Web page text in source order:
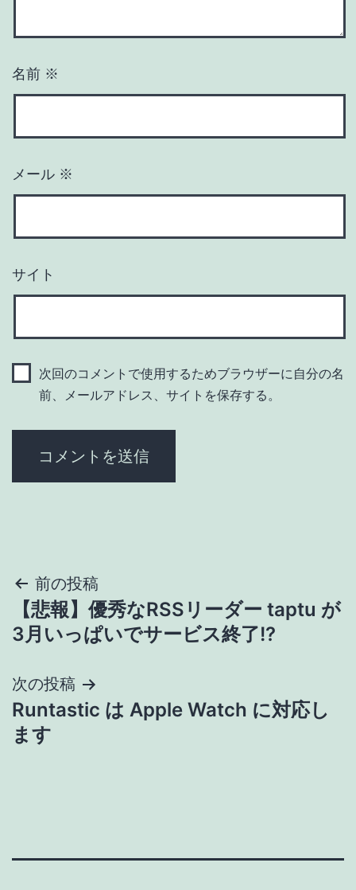
名前 ※
メール ※
サイト
次回のコメントで使用するためブラウザーに自分の名
前、メールアドレス、サイトを保存する。
投
稿
ビ
ゲ
前の投稿
【悲報】優秀なRSSリーダー taptu が
3月いっぱいでサービス終了!?
次の投稿
Runtastic は Apple Watch に対応し
ます